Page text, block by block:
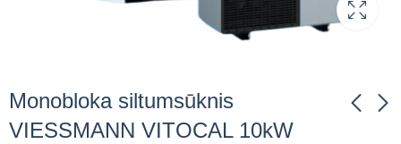
Monobloka siltumsūknis
VIESSMANN VITOCAL 10kW